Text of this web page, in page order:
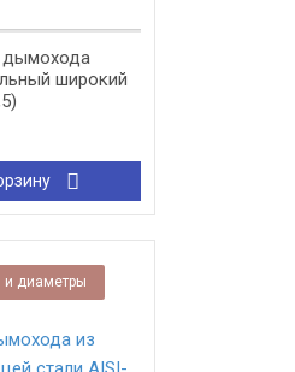
дымохода
широкий
и диаметры